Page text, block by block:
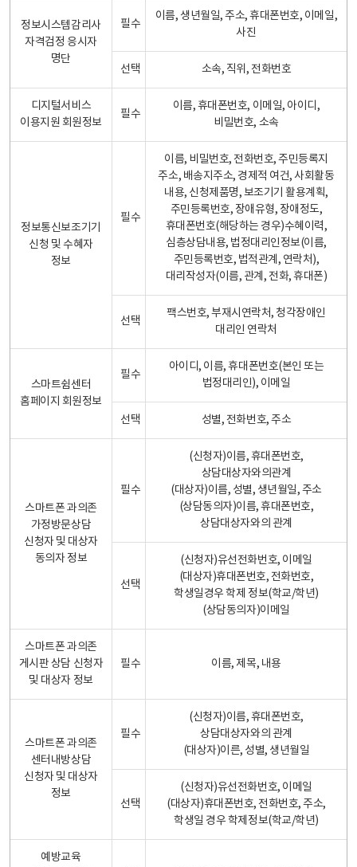
정보시스템감리사
자격검정 응시자
명단
필수
이름, 생년월일, 주소, 휴대폰번호, 이메일,
사진
선택 소속, 직위, 전화번호
디지털서비스
이용지원 회원정보
필수
이름, 휴대폰번호, 이메일, 아이디,
비밀번호, 소속
정보통신보조기기
신청 및 수혜자
정보
필수
이름, 비밀번호, 전화번호, 주민등록지
주소, 배송지주소, 경제적 여건, 사회활동
내용, 신청제품명, 보조기기 활용계획,
주민등록번호, 장애유형, 장애정도,
휴대폰번호(해당하는 경우)수혜이력,
심층상담내용, 법정대리인정보(이름,
주민등록번호, 법적관계, 연락처),
대리작성자(이름, 관계, 전화, 휴대폰)
선택
팩스번호, 부재시연락처, 청각장애인
대리인 연락처
스마트쉼센터
홈페이지 회원정보
필수
아이디, 이름, 휴대폰번호(본인 또는
법정대리인), 이메일
선택 성별, 전화번호, 주소
스마트폰 과의존
가정방문상담
신청자 및 대상자
동의자 정보
필수
(신청자)이름, 휴대폰번호,
상담대상자와의관계
(대상자)이름, 성별, 생년월일, 주소
(상담동의자)이름, 휴대폰번호,
상담대상자와의 관계
선택
(신청자)유선전화번호, 이메일
(대상자)휴대폰번호, 전화번호,
학생일경우 학제 정보(학교/학년)
(상담동의자)이메일
스마트폰 과의존
게시판 상담 신청자
및 대상자 정보
필수 이름, 제목, 내용
스마트폰 과의존
센터내방상담
신청자 및 대상자
정보
필수
(신청자)이름, 휴대폰번호,
상담대상자와의 관계
(대상자)이른, 성별, 생년월일
선택
(신청자)유선전화번호, 이메일
(대상자)휴대폰번호, 전화번호, 주소,
학생일 경우 학제정보(학교/학년)
예방교육